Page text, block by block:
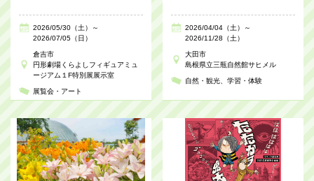
2026/05/30（土）～
2026/07/05（日）
倉吉市
円形劇場くらよしフィギュアミュ
ージアム１F特別展展示室
展覧会・アート
2026/04/04（土）～
2026/11/28（土）
大田市
島根県立三瓶自然館サヒメル
自然・観光 学習・体験